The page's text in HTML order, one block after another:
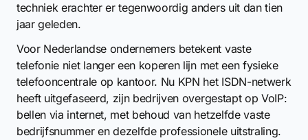
techniek erachter er tegenwoordig anders uit dan tien
jaar geleden.
Voor Nederlandse ondernemers betekent vaste
telefonie niet langer een koperen lijn met een fysieke
telefooncentrale op kantoor. Nu KPN het ISDN-netwerk
heeft uitgefaseerd, zijn bedrijven overgestapt op VoIP:
bellen via internet, met behoud van hetzelfde vaste
bedrijfsnummer en dezelfde professionele uitstraling.